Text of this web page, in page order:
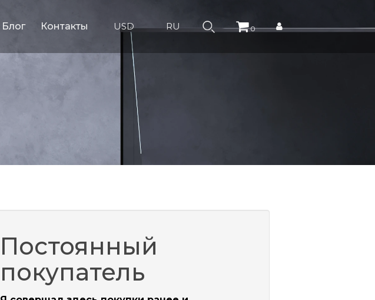
Блог Контакты USD RU 0
Постоянный
покупатель